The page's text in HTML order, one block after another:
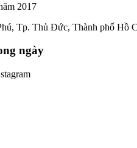
2017
Tp. Thủ Đức, Thành phố Hồ
ngày